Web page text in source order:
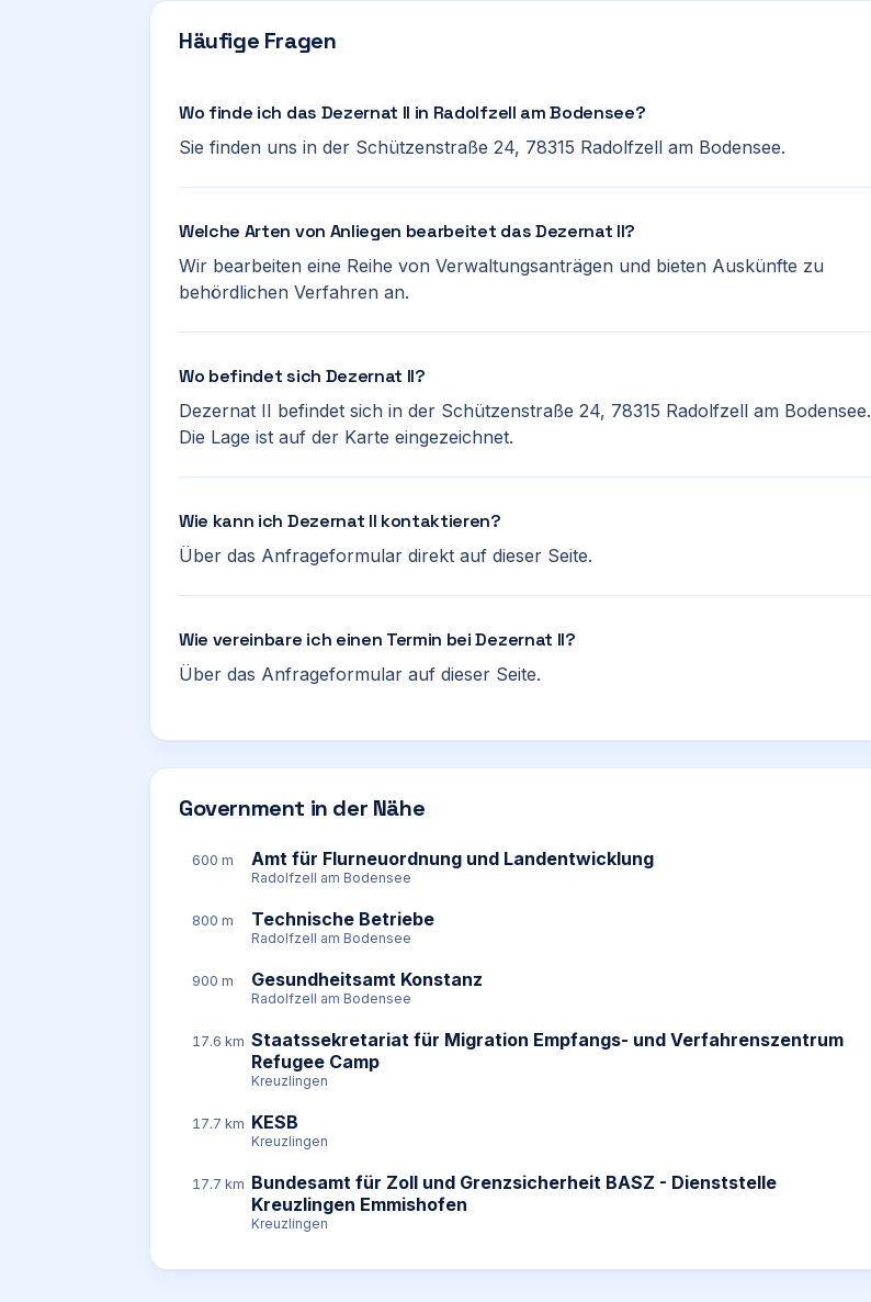
Häufige Fragen
Wo finde ich das Dezernat II in Radolfzell am Bodensee?
Sie finden uns in der Schützenstraße 24, 78315 Radolfzell am Bodensee.
Welche Arten von Anliegen bearbeitet das Dezernat II?
Wir bearbeiten eine Reihe von Verwaltungsanträgen und bieten Auskünfte zu
behördlichen Verfahren an.
Wo befindet sich Dezernat II?
Dezernat II befindet sich in der Schützenstraße 24, 78315 Radolfzell am Bodensee.
Die Lage ist auf der Karte eingezeichnet.
Wie kann ich Dezernat II kontaktieren?
Über das Anfrageformular direkt auf dieser Seite.
Wie vereinbare ich einen Termin bei Dezernat II?
Über das Anfrageformular auf dieser Seite.
Government in der Nähe
600 m Amt für Flurneuordnung und Landentwicklung
Radolfzell am Bodensee
800 m Technische Betriebe
Radolfzell am Bodensee
900 m Gesundheitsamt Konstanz
Radolfzell am Bodensee
17.6 km Staatssekretariat für Migration Empfangs- und Verfahrenszentrum
Refugee Camp
Kreuzlingen
17.7 km KESB
Kreuzlingen
17.7 km Bundesamt für Zoll und Grenzsicherheit BASZ - Dienststelle
Kreuzlingen Emmishofen
Kreuzlingen